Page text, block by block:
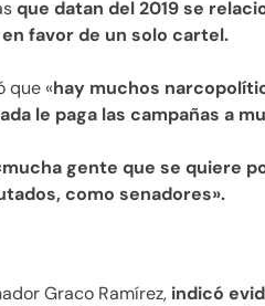
que datan del 2019 se
favor de un solo cartel.
que «hay muchos
le paga las campañas a
gente que se quiere
como senadores».
Graco Ramírez, indicó